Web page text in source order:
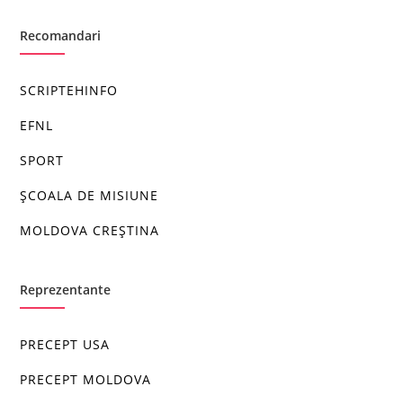
Recomandari
SCRIPTEHINFO
EFNL
SPORT
ȘCOALA DE MISIUNE
MOLDOVA CREȘTINA
Reprezentante
PRECEPT USA
PRECEPT MOLDOVA